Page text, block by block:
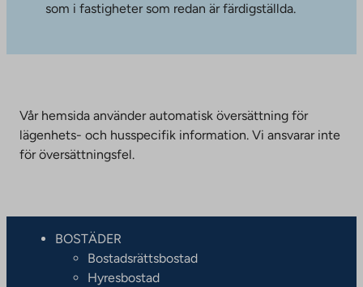
som i fastigheter som redan är färdigställda.
Vår hemsida använder automatisk översättning för
lägenhets- och husspecifik information. Vi ansvarar inte
för översättningsfel.
BOSTÄDER
Bostadsrättsbostad
Hyresbostad